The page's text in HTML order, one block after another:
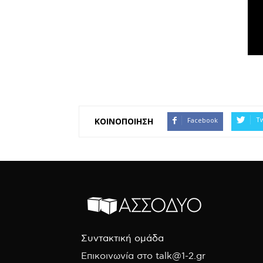
ΚΟΙΝΟΠΟΙΗΣΗ Facebook
Συντακτική ομάδα
Επικοινωνία στο talk@1-2.gr